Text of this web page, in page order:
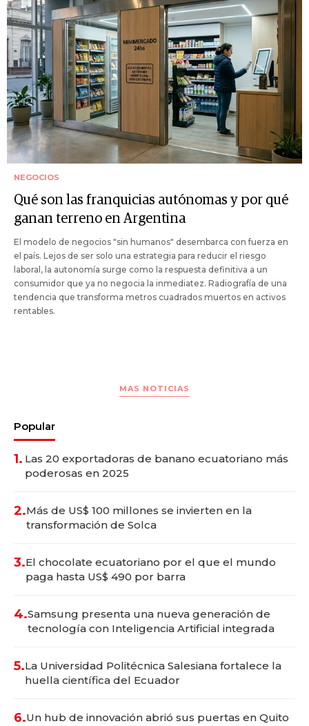
NEGOCIOS
Qué son las franquicias autónomas y por qué
ganan terreno en Argentina
El modelo de negocios "sin humanos" desembarca con fuerza en
el país. Lejos de ser solo una estrategia para reducir el riesgo
laboral, la autonomía surge como la respuesta definitiva a un
consumidor que ya no negocia la inmediatez. Radiografía de una
tendencia que transforma metros cuadrados muertos en activos
rentables.
MAS NOTICIAS
Popular
1. Las 20 exportadoras de banano ecuatoriano más
poderosas en 2025
2.Más de US$ 100 millones se invierten en la
transformación de Solca
3.El chocolate ecuatoriano por el que el mundo
paga hasta US$ 490 por barra
4.Samsung presenta una nueva generación de
tecnología con Inteligencia Artificial integrada
5.La Universidad Politécnica Salesiana fortalece la
huella científica del Ecuador
6.Un hub de innovación abrió sus puertas en Quito